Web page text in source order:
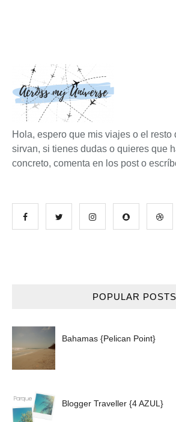
Hola, espero que mis viajes o el resto
sirvan, si tienes dudas o quieres que
concreto, comenta en los post o
POPULAR POSTS
Bahamas {Pelican Point}
Blogger Traveller {4 AZUL}